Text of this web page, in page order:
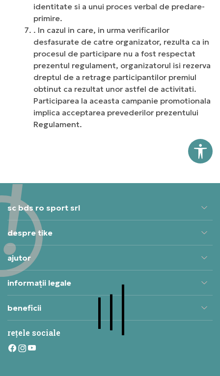
identitate si a unui proces verbal de predare-
primire.
. In cazul in care, in urma verificarilor
desfasurate de catre organizator, rezulta ca in
procesul de participare nu a fost respectat
prezentul regulament, organizatorul isi rezerva
dreptul de a retrage participantilor premiul
obtinut ca rezultat unor astfel de activitati.
Participarea la aceasta campanie promotionala
implica acceptarea prevederilor prezentului
Regulament.
sc bds ro sport srl
despre tike
ajutor
informații legale
beneficii
rețele sociale